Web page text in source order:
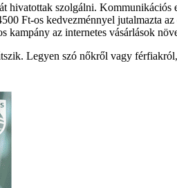
szolgálni. Kommunikációs
Ft-os kedvezménnyel jutalmazta
kampány az internetes vásárlások
Legyen szó nőkről vagy